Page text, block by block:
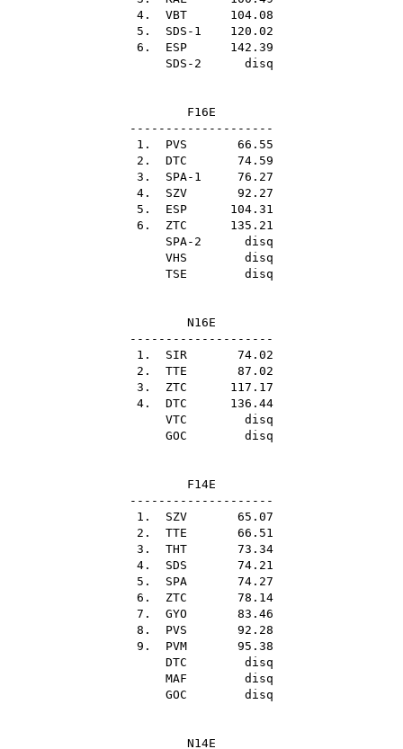
4. VBT 104.08
5. SDS-1 120.02
6. ESP 142.39
SDS-2 disq
F16E
--------------------
1. PVS 66.55
2. DTC 74.59
3. SPA-1 76.27
4. SZV 92.27
5. ESP 104.31
6. ZTC 135.21
SPA-2 disq
VHS disq
TSE disq
N16E
--------------------
1. SIR 74.02
2. TTE 87.02
3. ZTC 117.17
4. DTC 136.44
VTC disq
GOC disq
F14E
--------------------
1. SZV 65.07
2. TTE 66.51
3. THT 73.34
4. SDS 74.21
5. SPA 74.27
6. ZTC 78.14
7. GYO 83.46
8. PVS 92.28
9. PVM 95.38
DTC disq
MAF disq
GOC disq
N14E